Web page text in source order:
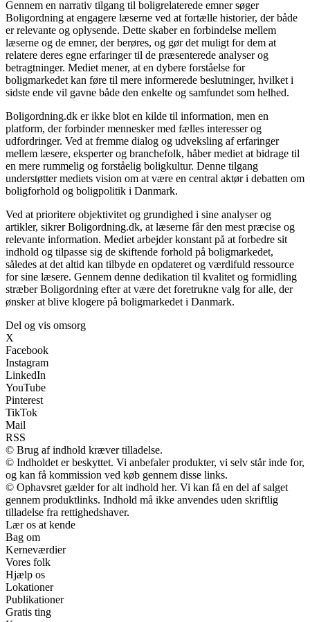
Gennem en narrativ tilgang til boligrelaterede emner søger
Boligordning at engagere læserne ved at fortælle historier, der både
er relevante og oplysende. Dette skaber en forbindelse mellem
læserne og de emner, der berøres, og gør det muligt for dem at
relatere deres egne erfaringer til de præsenterede analyser og
betragtninger. Mediet mener, at en dybere forståelse for
boligmarkedet kan føre til mere informerede beslutninger, hvilket i
sidste ende vil gavne både den enkelte og samfundet som helhed.
Boligordning.dk er ikke blot en kilde til information, men en
platform, der forbinder mennesker med fælles interesser og
udfordringer. Ved at fremme dialog og udveksling af erfaringer
mellem læsere, eksperter og branchefolk, håber mediet at bidrage til
en mere rummelig og forståelig boligkultur. Denne tilgang
understøtter mediets vision om at være en central aktør i debatten om
boligforhold og boligpolitik i Danmark.
Ved at prioritere objektivitet og grundighed i sine analyser og
artikler, sikrer Boligordning.dk, at læserne får den mest præcise og
relevante information. Mediet arbejder konstant på at forbedre sit
indhold og tilpasse sig de skiftende forhold på boligmarkedet,
således at det altid kan tilbyde en opdateret og værdifuld ressource
for sine læsere. Gennem denne dedikation til kvalitet og formidling
stræber Boligordning efter at være det foretrukne valg for alle, der
ønsker at blive klogere på boligmarkedet i Danmark.
Del og vis omsorg
X
Facebook
Instagram
LinkedIn
YouTube
Pinterest
TikTok
Mail
RSS
© Brug af indhold kræver tilladelse.
© Indholdet er beskyttet. Vi anbefaler produkter, vi selv står inde for,
og kan få kommission ved køb gennem disse links.
© Ophavsret gælder for alt indhold her. Vi kan få en del af salget
gennem produktlinks. Indhold må ikke anvendes uden skriftlig
tilladelse fra rettighedshaver.
Lær os at kende
Bag om
Kerneværdier
Vores folk
Hjælp os
Lokationer
Publikationer
Gratis ting